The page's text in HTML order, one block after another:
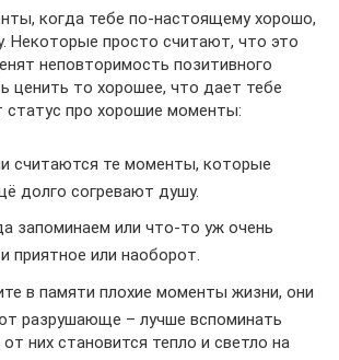
когда тебе по-настоящему хорошо,
Некоторые просто считают, что это
неповторимость позитивного
ценить то хорошее, что дает тебе
статус про хорошие моменты:
считаются те моменты, которые
долго согревают душу.
запоминаем или что-то уж очень
приятное или наоборот.
в памяти плохие моменты жизни, они
разрушающе – лучше вспоминать
них становится тепло и светло на